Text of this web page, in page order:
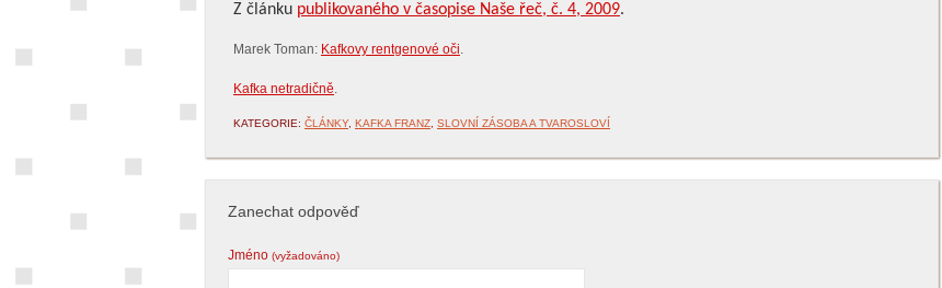
Z článku publikovaného v časopise Naše řeč, č. 4, 2009.
Marek Toman: Kafkovy rentgenové oči.
Kafka netradičně.
KATEGORIE: ČLÁNKY, KAFKA FRANZ SLOVNÍ ZÁSOBA A TVAROSLOVÍ
Zanechat odpověď
Jméno (vyžadováno)